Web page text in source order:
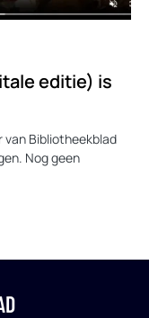
editie) is
van Bibliotheekblad
Nog geen